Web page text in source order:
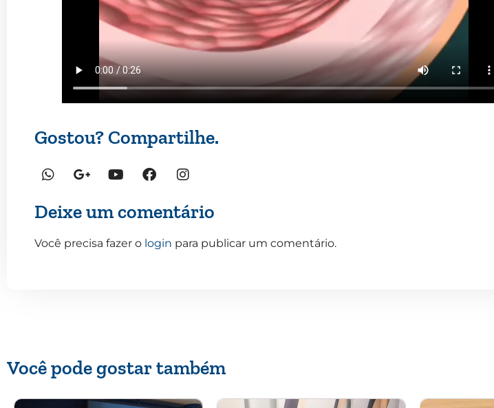
Gostou? Compartilhe.
Deixe um comentário
Você precisa fazer o login para publicar um comentário.
Você pode gostar também